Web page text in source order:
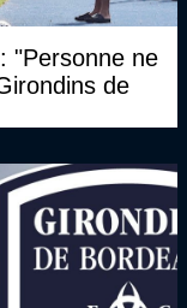
"Personne ne
de